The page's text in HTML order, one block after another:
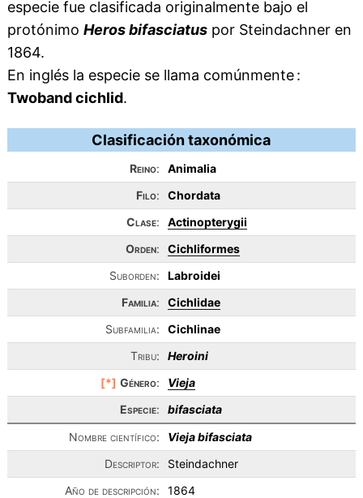
especie fue clasificada originalmente bajo el
protónimo Heros bifasciatuspor Steindachner en
1864.
En inglés la especie se llama comúnmente :
Twoband cichlid.
Clasificación taxonómica
Reino:
Animalia
Filo:
Chordata
Clase:
Actinopterygii
Orden:
Cichliformes
Suborden:
Labroidei
Familia:
Cichlidae
Subfamilia:
Cichlinae
Tribu:
Heroini
[*] Género:
Vieja
Especie:
bifasciata
Nombre científico:
Vieja bifasciata
Descriptor:
Steindachner
Año de descripción:
1864